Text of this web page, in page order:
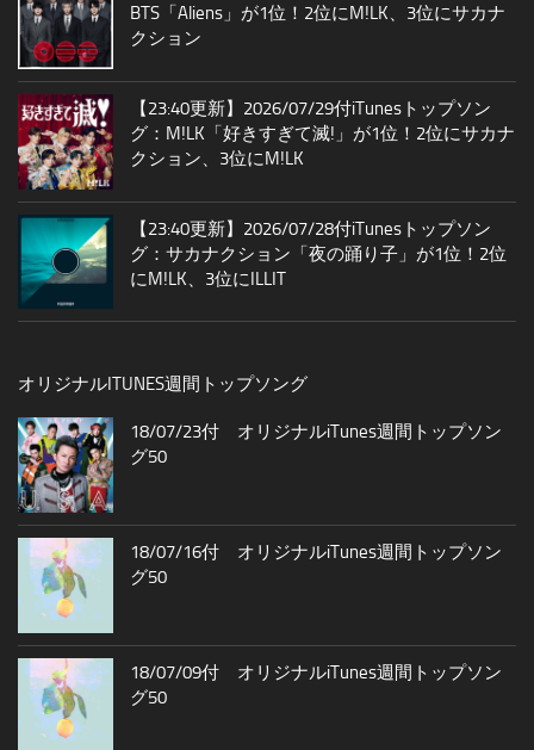
BTS「Aliens」が1位！2位にM!LK、3位にサカナ
クション
【23:40更新】2026/07/29付iTunesトップソン
グ：M!LK「好きすぎて滅!」が1位！2位にサカナ
クション、3位にM!LK
【23:40更新】2026/07/28付iTunesトップソン
グ：サカナクション「夜の踊り子」が1位！2位
にM!LK、3位にILLIT
オリジナルITUNES週間トップソング
18/07/23付 オリジナルiTunes週間トップソン
グ50
18/07/16付 オリジナルiTunes週間トップソン
グ50
18/07/09付 オリジナルiTunes週間トップソン
グ50